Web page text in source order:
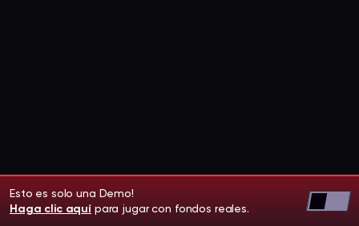
Esto es solo una Demo!
Haga clic aquí para jugar con fondos reales.